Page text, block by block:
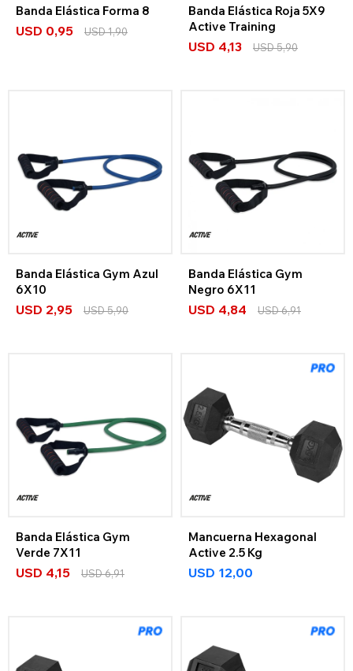
Banda Elástica Forma 8
USD 0,95 USD1,90
Banda Elástica Roja 5X9
Active Training
USD 4,13 USD5,90
Banda Elástica Gym Azul
6X10
USD 2,95 USD5,90
Banda Elástica Gym
Negro 6X11
USD 4,84 USD6,91
Banda Elástica Gym
Verde 7X11
USD 4,15 USD6,91
Mancuerna Hexagonal
Active 2.5 Kg
USD 12,00